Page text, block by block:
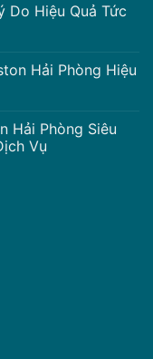
Do Hiệu Quả Tức
Hải Phòng Hiệu
Hải Phòng Siêu
Vụ